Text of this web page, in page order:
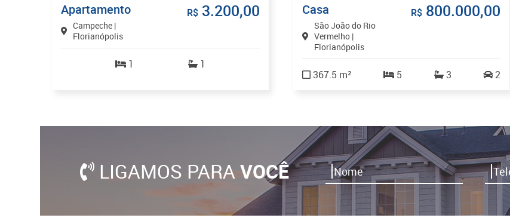
Apartamento
Campeche |
Florianópolis
R$ 3.200,00
1 1
Casa
São João do Rio
Vermelho |
Florianópolis
R$ 800.000,00
367.5 m² 5 3 2
LIGAMOS PARAVOCÊ